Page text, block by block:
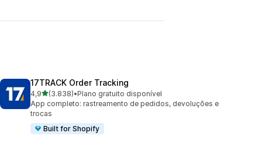
17TRACK Order Tracking
4,9de 5 estrelas
(3.838)
3838 avaliações ao todo
•Plano gratuito disponível
App completo: rastreamento de pedidos, devoluções e
trocas
Built for Shopify